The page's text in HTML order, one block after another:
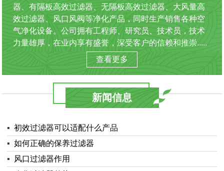
器、有隔板高效过滤器、无隔板高效过滤器、大风量高
效过滤器、风口风阀等净化产品，同时生产销售各种空
气净化设备。公司拥有工程师、研究员、技术员，技术
力量雄厚，在业内享有盛誉，深受客户的信赖和推崇.....
查看更多
新闻信息
▪ 初效过滤器可以适配什么产品
▪ 如何正确的保养过滤器
▪
风口过滤器作用